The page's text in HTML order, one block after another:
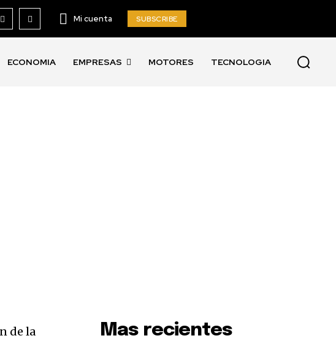
Mi cuenta SUBSCRIBE
ECONOMIA EMPRESAS MOTORES TECNOLOGIA
de la
Mas recientes